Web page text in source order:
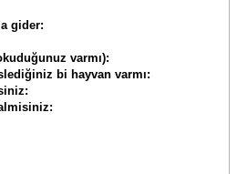
gider:
varmı):
bi hayvan varmı: